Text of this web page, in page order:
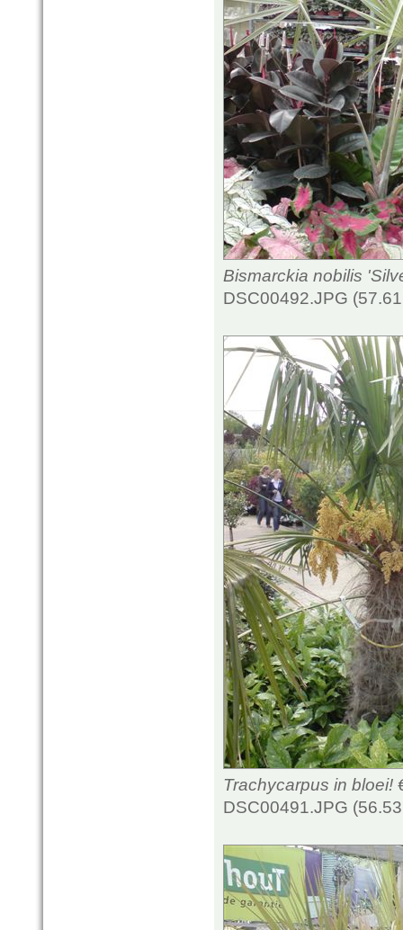
Bismarckia nobilis
DSC00492.JPG
Trachycarpus in bloei!
DSC00491.JPG